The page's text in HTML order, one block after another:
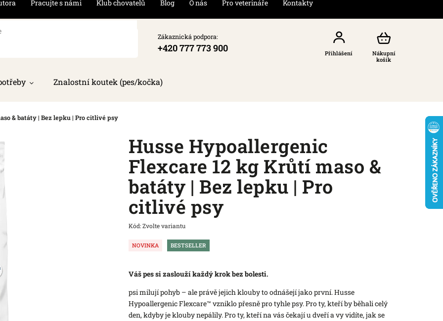
Pracujte s námi Klub chovatelů Blog O nás Pro veterináře
Kontakty
Zákaznická podpora:
+420 777 773 900
Nákupní
košík
Přihlášení
Znalostní koutek (pes/kočka)
& batáty | Bez lepku | Pro citlivé psy
Husse Hypoallergenic
Flexcare 12 kg Krůtí maso &
batáty | Bez lepku | Pro
citlivé psy
Kód:Zvolte variantu
Váš pes si zaslouží každý krok bez bolesti.
psi milují pohyb – ale právě jejich klouby to odnášejí jako první. Husse
Hypoallergenic Flexcare™ vzniklo přesně pro tyhle psy. Pro ty, kteří by běhali celý
den, kdyby je klouby nepálily. Pro ty, kteří na vás čekají u dveří a vy vidíte, jak se
NOVINKA BESTSELLER